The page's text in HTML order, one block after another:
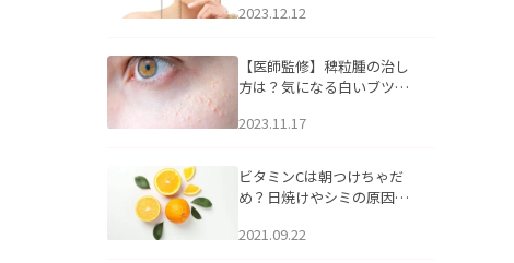
2023.12.12
【医師監修】稗粒腫の治し
方は？気になる白いブツブ
アについて
2023.11.17
ビタミンCは朝つけちゃだ
め？日焼けやシミの原因に
2021.09.22